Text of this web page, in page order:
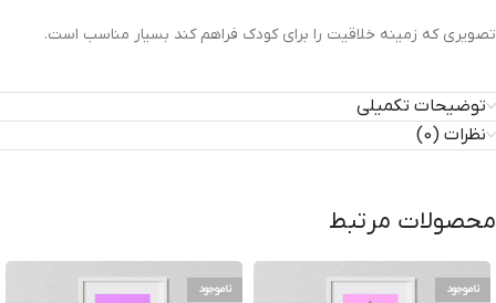
تصویری که زمینه خلاقیت را برای کودک فراهم کند بسیار مناسب است.
توضیحات تکمیلی
نظرات (0)
محصولات مرتبط
ناموجود ناموجود